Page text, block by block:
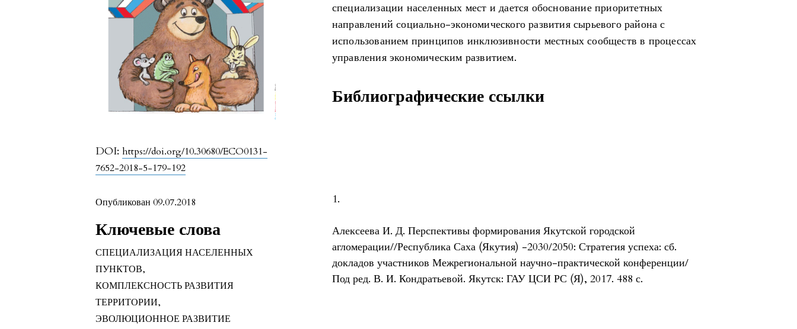
DOI:https://doi.org/10.30680/ECO0131-
7652-2018-5-179-192
Опубликован 09.07.2018
Ключевые слова
СПЕЦИАЛИЗАЦИЯ НАСЕЛЕННЫХ
ПУНКТОВ,
КОМПЛЕКСНОСТЬ РАЗВИТИЯ
ТЕРРИТОРИИ,
ЭВОЛЮЦИОННОЕ РАЗВИТИЕ
специализации населенных мест и дается обоснование приоритетных
направлений социально-экономического развития сырьевого района с
использованием принципов инклюзивности местных сообществ в процессах
управления экономическим развитием.
Библиографические ссылки
1.
Алексеева И. Д. Перспективы формирования Якутской городской
агломерации//Республика Саха (Якутия) -2030/2050: Стратегия успеха: сб.
докладов участников Межрегиональной научно-практической конференции/
Под ред. В. И. Кондратьевой. Якутск: ГАУ ЦСИ РС (Я), 2017. 488 с.